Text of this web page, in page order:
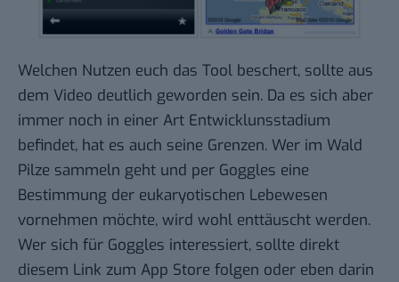
Welchen Nutzen euch das Tool beschert, sollte aus
dem Video deutlich geworden sein. Da es sich aber
immer noch in einer Art Entwicklunsstadium
befindet, hat es auch seine Grenzen. Wer im Wald
Pilze sammeln geht und per Goggles eine
Bestimmung der eukaryotischen Lebewesen
vornehmen möchte, wird wohl enttäuscht werden.
Wer sich für Goggles interessiert, sollte direkt
diesem Link zum App Store folgen oder eben darin